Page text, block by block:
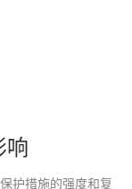
响
护措施的强度和复